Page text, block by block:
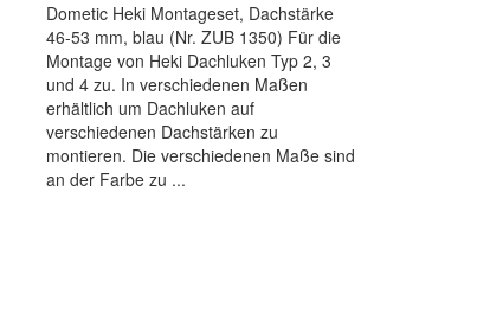
Dometic Heki Montageset, Dachstärke
46-53 mm, blau (Nr. ZUB 1350) Für die
Montage von Heki Dachluken Typ 2, 3
und 4 zu. In verschiedenen Maßen
erhältlich um Dachluken auf
verschiedenen Dachstärken zu
montieren. Die verschiedenen Maße sind
an der Farbe zu ...